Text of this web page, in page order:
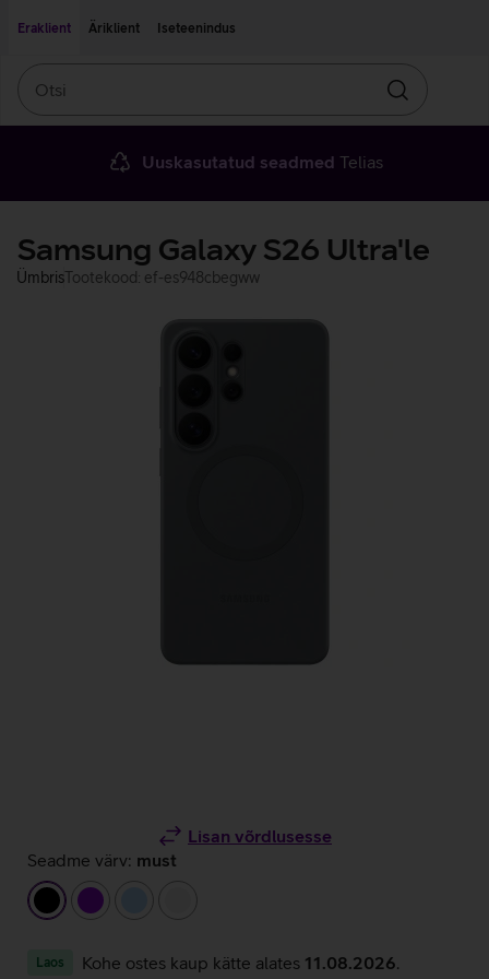
Eraklient
Äriklient Iseteenindus
Otsin
Uuskasutatud seadmed Telias
Samsung Galaxy S26 Ultra'le
ÜmbrisTootekood: ef-es948cbegww
Lisan võrdlusesse
Seadme värv: must
must
lilla
Laos Kohe ostes kaup kätte alates 11.08.2026